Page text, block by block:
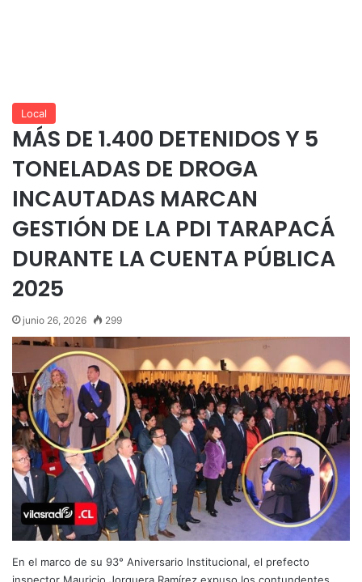
Local
MÁS DE 1.400 DETENIDOS Y 5
TONELADAS DE DROGA
INCAUTADAS MARCAN
GESTIÓN DE LA PDI TARAPACÁ
DURANTE LA CUENTA PÚBLICA
2025
junio 26, 2026 299
En el marco de su 93° Aniversario Institucional, el prefecto